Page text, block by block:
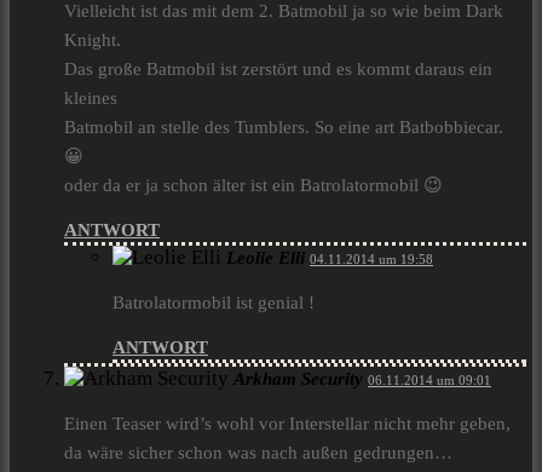
Vielleicht ist das mit dem 2. Batmobil ja so wie beim Dark
Knight.
Das große Batmobil ist zerstört und es kommt daraus ein
kleines
Batmobil an stelle des Tumblers. So eine art Batbobbiecar.
😀
oder da er ja schon älter ist ein Batrolatormobil 😉
ANTWORT
Leolie Elli 04.11.2014 um 19:58
Batrolatormobil ist genial !
ANTWORT
Arkham Security 06.11.2014 um 09:01
Einen Teaser wird’s wohl vor Interstellar nicht mehr geben,
da wäre sicher schon was nach außen gedrungen…